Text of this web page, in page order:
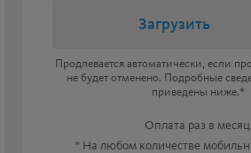
Загрузить
Продлевается автоматически, если
не будет отменено. Подробные
приведены ниже.*
Оплата раз в месяц.
* На любом количестве